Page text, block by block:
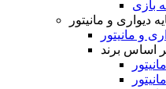
دیواری و مانیتور
و مانیتور
بر اساس برند